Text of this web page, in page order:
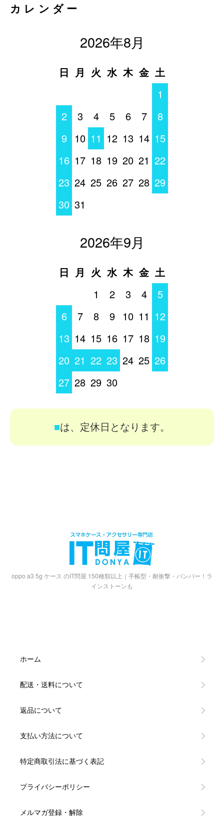
カレンダー
2026年8月
日 月 火 水 木 金 土
1
2
3 4 5 6 7
8
9
10 11 12 13 14 15
16 17 18 19 20 21 22
23 24 25 26 27 28 29
30 31
2026年9月
日 月 火 水 木 金 土
1
2 3 4
5
6
7 8 9 10 11 12
13 14 15 16 17 18 19
20 21 22 23 24 25 26
27 28 29 30
■は、定休日となります。
oppo a3 5g ケース のIT問屋 150種類以上｜手帳型・耐衝撃・バンパー！ラ
インストーンも
ホーム
配送・送料について
返品について
支払い方法について
特定商取引法に基づく表記
プライバシーポリシー
メルマガ登録・解除